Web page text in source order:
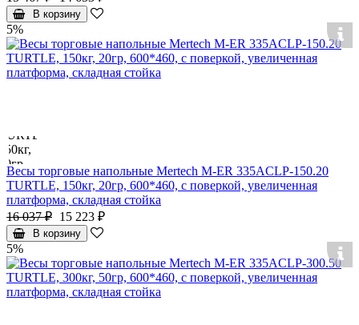
В корзину
5%
Весы торговые напольные Mertech M-ER 335ACLP-150.20
TURTLE, 150кг, 20гр, 600*460, с поверкой, увеличенная
платформа, складная стойка
16 037 ₽ 15 223 ₽
В корзину
5%